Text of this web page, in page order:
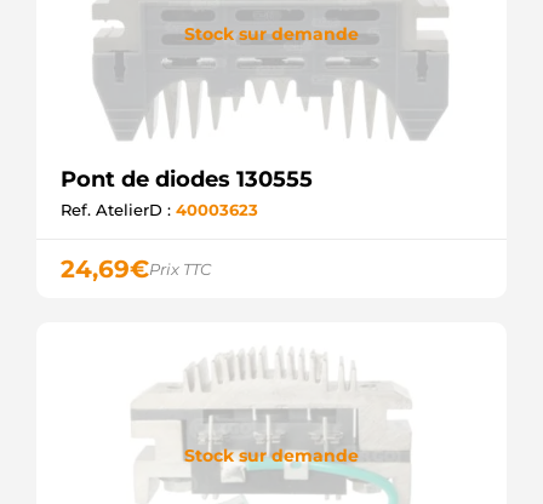
Stock sur demande
Pont de diodes 130555
Ref. AtelierD : 40003623
24,69€Prix TTC
Stock sur demande